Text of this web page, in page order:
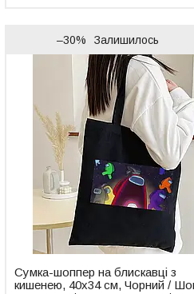
–30% Залишилось
Сумка-шоппер на блискавці з
кишенею, 40х34 см, Чорний /